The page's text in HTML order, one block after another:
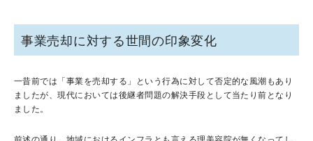
事業売却に対する世間の印象変化
一昔前では「事業を売却する」という行為に対して否定的な風潮もあり
ましたが、現代においては後継者問題の解決手段として当たり前となり
ました。